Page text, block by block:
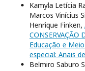
Kamyla Letícia
Marcos Vinícius
Henrique Finken,
CONSERVAÇÃO
Educação e
especial: Anais
Belmiro Saburo